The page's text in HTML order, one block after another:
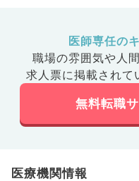
医師専任の
職場の雰囲気や人間
求人票に掲載されて
無料転職
医療機関情報